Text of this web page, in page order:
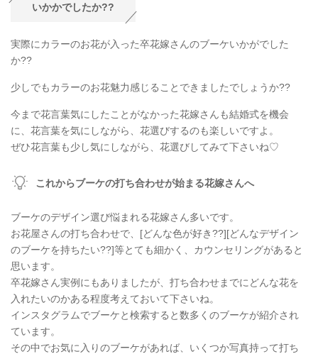
いかかでしたか??
実際にカラーのお花が入った卒花嫁さんのブーケいかがでした
か??
少しでもカラーのお花魅力感じることできましたでしょうか??
今まで花言葉気にしたことがなかった花嫁さんも結婚式を機会
に、花言葉を気にしながら、花選びするのも楽しいですよ。
ぜひ花言葉も少し気にしながら、花選びしてみて下さいね♡
これからブーケの打ち合わせが始まる花嫁さんへ
ブーケのデザイン選び悩まれる花嫁さん多いです。
お花屋さんの打ち合わせで、[どんな色が好き??][どんなデザイン
のブーケを持ちたい??]等とても細かく、カウンセリングがあると
思います。
卒花嫁さん実例にもありましたが、打ち合わせまでにどんな花を
入れたいのかある程度考えておいて下さいね。
インスタグラムでブーケと検索すると数多くのブーケが紹介され
ています。
その中でお気に入りのブーケがあれば、いくつか写真持って打ち